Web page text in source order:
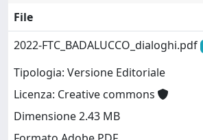
File
2022-FTC_BADALUCCO_dialoghi.pdf
Tipologia: Versione Editoriale
Licenza: Creative commons
Dimensione 2.43 MB